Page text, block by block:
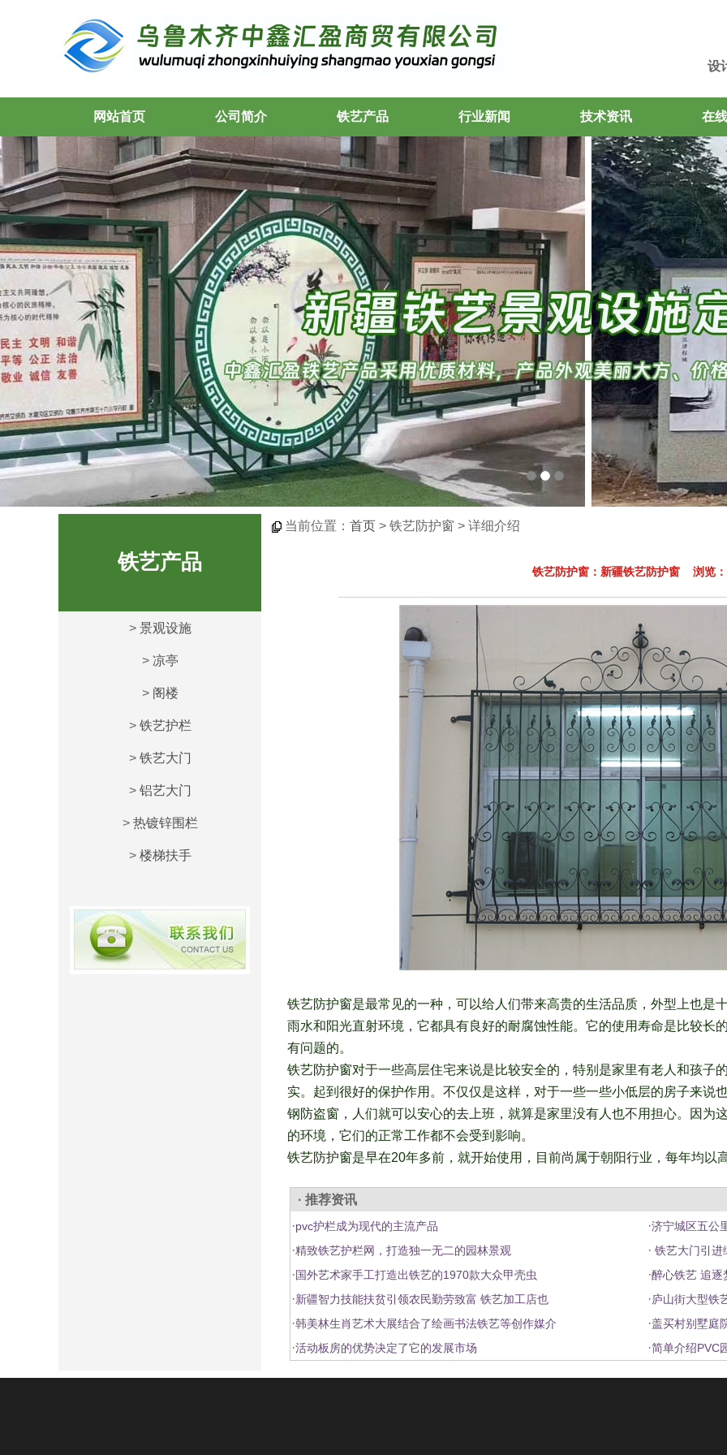
设
网站首页 公司简介 铁艺产品 行业新闻 技术资讯 在
铁艺产品
> 景观设施
> 凉亭
> 阁楼
> 铁艺护栏
> 铁艺大门
> 铝艺大门
> 热镀锌围栏
> 楼梯扶手
当前位置： 首页 > 铁艺防护窗 > 详细介绍
铁艺防护窗：新疆铁艺防护窗 浏览
铁艺防护窗是最常见的一种，可以给人们带来高贵的生活品质，外型上也是
雨水和阳光直射环境，它都具有良好的耐腐蚀性能。它的使用寿命是比较长
有问题的。
铁艺防护窗对于一些高层住宅来说是比较安全的，特别是家里有老人和孩子
实。起到很好的保护作用。不仅仅是这样，对于一些一些小低层的房子来说
钢防盗窗，人们就可以安心的去上班，就算是家里没有人也不用担心。因为
的环境，它们的正常工作都不会受到影响。
铁艺防护窗是早在20年多前，就开始使用，目前尚属于朝阳行业，每年均以
· 推荐资讯
·pvc护栏成为现代的主流产品 ·济宁城区五公
·精致铁艺护栏网，打造独一无二的园林景观 · 铁艺大门引进
·国外艺术家手工打造出铁艺的1970款大众甲壳虫 ·醉心铁艺 追
·新疆智力技能扶贫引领农民勤劳致富 铁艺加工店也 ·庐山街大型铁
·韩美林生肖艺术大展结合了绘画书法铁艺等创作媒介 ·盖买村别墅庭
·活动板房的优势决定了它的发展市场 ·简单介绍PVC